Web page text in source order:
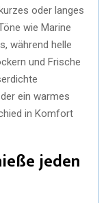
oder langes
wie Marine
während helle
und Frische
ein warmes
in Komfort
jeden